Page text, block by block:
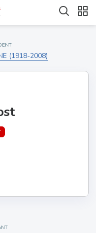
(1918-2008)